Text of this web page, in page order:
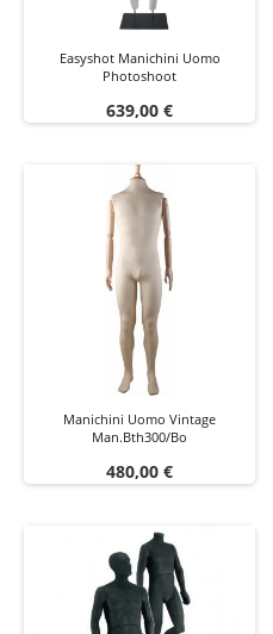
Easyshot Manichini Uomo
Photoshoot
Prezzo
639,00 €
Manichini Uomo Vintage
Man.bth300/bo
Prezzo
480,00 €